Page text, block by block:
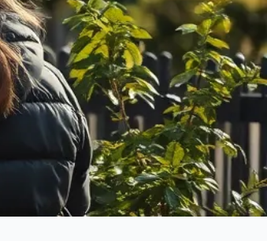
Marseille
Lyon
Paris